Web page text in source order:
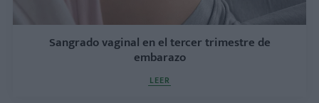
Sangrado vaginal en el tercer trimestre de
embarazo
LEER